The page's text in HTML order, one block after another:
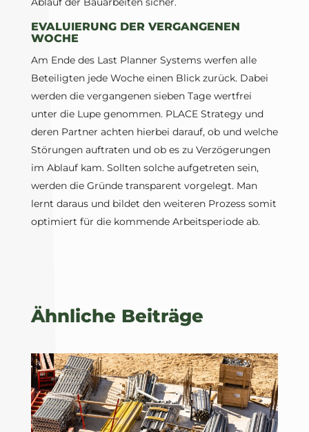
EVALUIERUNG DER VERGANGENEN
WOCHE
Am Ende des Last Planner Systems werfen alle
Beteiligten jede Woche einen Blick zurück. Dabei
werden die vergangenen sieben Tage wertfrei
unter die Lupe genommen. PLACE Strategy und
deren Partner achten hierbei darauf, ob und welche
Störungen auftraten und ob es zu Verzögerungen
im Ablauf kam. Sollten solche aufgetreten sein,
werden die Gründe transparent vorgelegt. Man
lernt daraus und bildet den weiteren Prozess somit
optimiert für die kommende Arbeitsperiode ab.
Ähnliche Beiträge